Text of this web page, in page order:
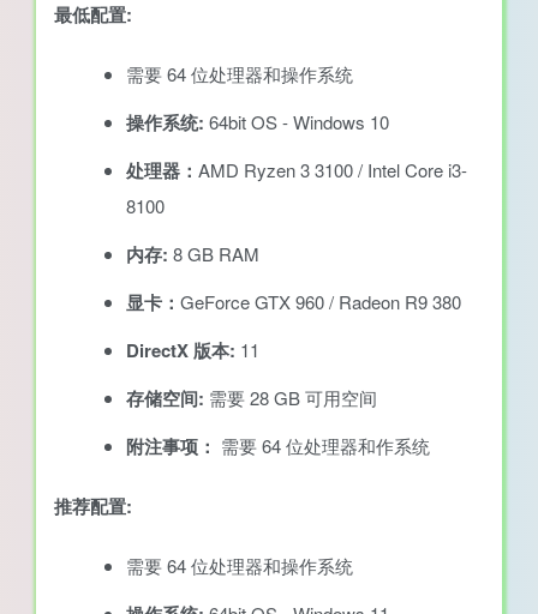
最低配置:
需要 64 位处理器和操作系统
操作系统: 64bit OS - Windows 10
处理器： AMD Ryzen 3 3100 / Intel Core i3-
8100
内存: 8 GB RAM
显卡： GeForce GTX 960 / Radeon R9 380
DirectX 版本: 11
存储空间: 需要 28 GB 可用空间
附注事项： 需要 64 位处理器和作系统
推荐配置:
需要 64 位处理器和操作系统